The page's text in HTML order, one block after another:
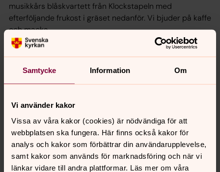
Samtycke Information Om
Vi använder kakor
Vissa av våra kakor (cookies) är nödvändiga för att
webbplatsen ska fungera. Här finns också kakor för
analys och kakor som förbättrar din användarupplevelse,
samt kakor som används för marknadsföring och när vi
länkar vidare till andra plattformar. Läs mer om våra
musikkårs blåskvartett från Klockstapeln med
efterföljande frukost i gräset nedanför. Vi bjuder på kaffe
och macka.
09.30 GUIDNING I KLOCKSTAPELN, Klockstapeln
Guidning i klockstapeln vid Församlingsgården med
Marike Nordström och Susanne Persson.
18.30 SINNESROMÄSSA, Carl Gustafs kyrka
Tema: Frånvaro-Närvaro. Fika finns från 18.00. Fokus
ordning,
alla är välkomna precis som var och en är, oavsett tro
eller hur ens liv ser ut.
R. Bergman, E. Skåre.